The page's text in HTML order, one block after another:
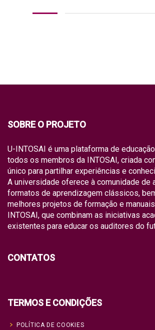
SOBRE O PROJETO
U-INTOSAI é uma plataforma de
todos os membros da INTOSAI, criada
único para partilhar experiências e
A universidade oferece à comunidade de
formatos de aprendizagem clássicos,
melhores projetos de formação e
INTOSAI, que combinam as iniciativas
existentes para educar os auditores do
CONTATOS
TERMOS E CONDIÇÕES
POLÍTICA DE COOKIES